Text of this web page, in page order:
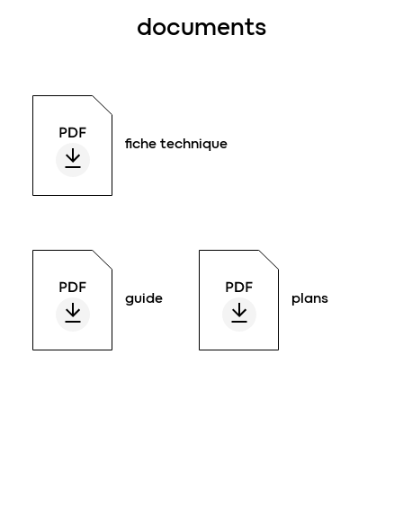
documents
fiche technique
guide plans